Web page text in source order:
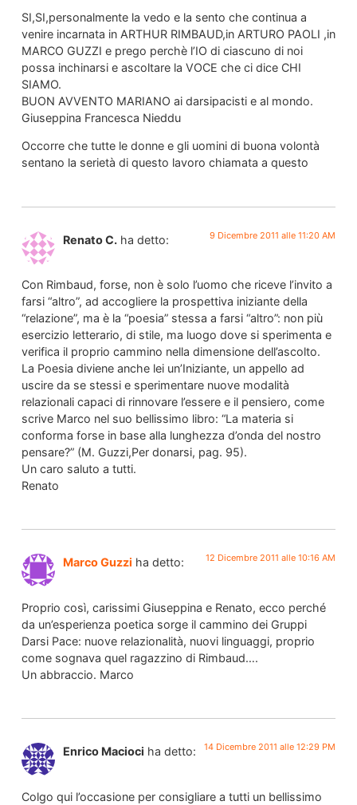
SI,SI,personalmente la vedo e la sento che continua a
venire incarnata in ARTHUR RIMBAUD,in ARTURO PAOLI ,in
MARCO GUZZI e prego perchè l’IO di ciascuno di noi
possa inchinarsi e ascoltare la VOCE che ci dice CHI
SIAMO.
BUON AVVENTO MARIANO ai darsipacisti e al mondo.
Giuseppina Francesca Nieddu
Occorre che tutte le donne e gli uomini di buona volontà
sentano la serietà di questo lavoro chiamata a questo
Renato C. ha detto: 9 Dicembre 2011 alle 11:20 AM
Con Rimbaud, forse, non è solo l’uomo che riceve l’invito a
farsi “altro”, ad accogliere la prospettiva iniziante della
“relazione”, ma è la “poesia” stessa a farsi “altro”: non più
esercizio letterario, di stile, ma luogo dove si sperimenta e
verifica il proprio cammino nella dimensione dell’ascolto.
La Poesia diviene anche lei un’Iniziante, un appello ad
uscire da se stessi e sperimentare nuove modalità
relazionali capaci di rinnovare l’essere e il pensiero, come
scrive Marco nel suo bellissimo libro: “La materia si
conforma forse in base alla lunghezza d’onda del nostro
pensare?” (M. Guzzi,Per donarsi, pag. 95).
Un caro saluto a tutti.
Renato
Marco Guzzi ha detto: 12 Dicembre 2011 alle 10:16 AM
Proprio così, carissimi Giuseppina e Renato, ecco perché
da un’esperienza poetica sorge il cammino dei Gruppi
Darsi Pace: nuove relazionalità, nuovi linguaggi, proprio
come sognava quel ragazzino di Rimbaud….
Un abbraccio. Marco
Enrico Macioci ha detto: 14 Dicembre 2011 alle 12:29 PM
Colgo qui l’occasione per consigliare a tutti un bellissimo